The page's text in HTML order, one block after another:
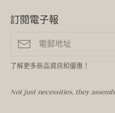
訂閱電子報
了解更多新品資訊和優惠！
Not just necessities, they